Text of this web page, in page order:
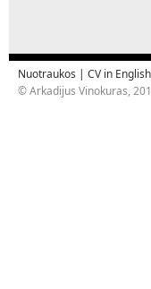
Nuotraukos | CV in English
© Arkadijus Vinokuras,